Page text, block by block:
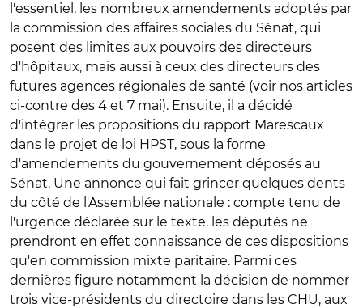
l'essentiel, les nombreux amendements adoptés par
la commission des affaires sociales du Sénat, qui
posent des limites aux pouvoirs des directeurs
d'hôpitaux, mais aussi à ceux des directeurs des
futures agences régionales de santé (voir nos articles
ci-contre des 4 et 7 mai). Ensuite, il a décidé
d'intégrer les propositions du rapport Marescaux
dans le projet de loi HPST, sous la forme
d'amendements du gouvernement déposés au
Sénat. Une annonce qui fait grincer quelques dents
du côté de l'Assemblée nationale : compte tenu de
l'urgence déclarée sur le texte, les députés ne
prendront en effet connaissance de ces dispositions
qu'en commission mixte paritaire. Parmi ces
dernières figure notamment la décision de nommer
trois vice-présidents du directoire dans les CHU, aux